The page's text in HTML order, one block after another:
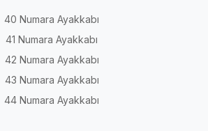
40 Numara Ayakkabı
41 Numara Ayakkabı
42 Numara Ayakkabı
43 Numara Ayakkabı
44 Numara Ayakkabı